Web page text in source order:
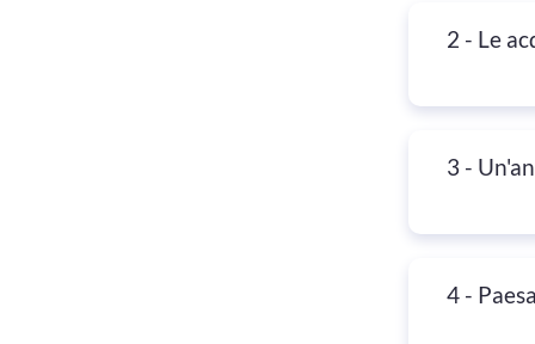
2 - Le
3 -
4 -